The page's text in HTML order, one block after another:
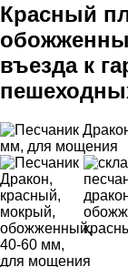
Красный
въезда к